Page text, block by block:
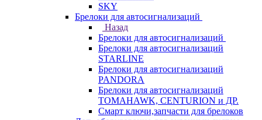
SKY
Брелоки для автосигнализаций
Назад
Брелоки для автосигнализаций
Брелоки для автосигнализаций
STARLINE
Брелоки для автосигнализаций
PANDORA
Брелоки для автосигнализаций
TOMAHAWK, CENTURION и ДР.
Смарт ключи,запчасти для брелоков